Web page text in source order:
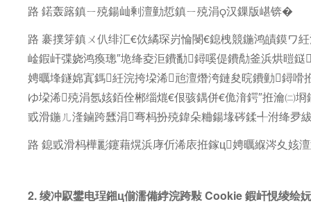
路 鍩轰簬鎮ㄧ殑鍚屾剰澶勭悊鎮ㄧ殑涓汉鏁版嵁锛�
路 褰撲笌鎮ㄨ仈绯汇€佽繘琛岃惀閿€鎴栧競鍦鸿皟鏌
崯鍜屽弽娆鸿瘓璁″垝绛夌洰鐨勫鐞嗘偍鐨勪釜浜烘暟
娉曞埄鐩婂寘鎷紝浣挎垜浠兘澶熸洿鏈夋晥鐨勭鐞
ゆ垜浠殑涓氬姟銆佺郴缁熴€佷骇鍝併€佹湇鍔″拰瀹㈡
戜滑鍦ㄦ湰鏀跨瓥涓弿杩扮殑鍏朵粬鍚堟硶鍒╃泭绛夛
路 鎴戜滑杩樺彲鑳藉熀浜庨伒浠庡拰鎵ц娉曞緥涔夊姟
2. 绫冲叞鐢电珵鎺ц偂濡備綍浣跨敤 Cookie 鍜屽悓绫绘